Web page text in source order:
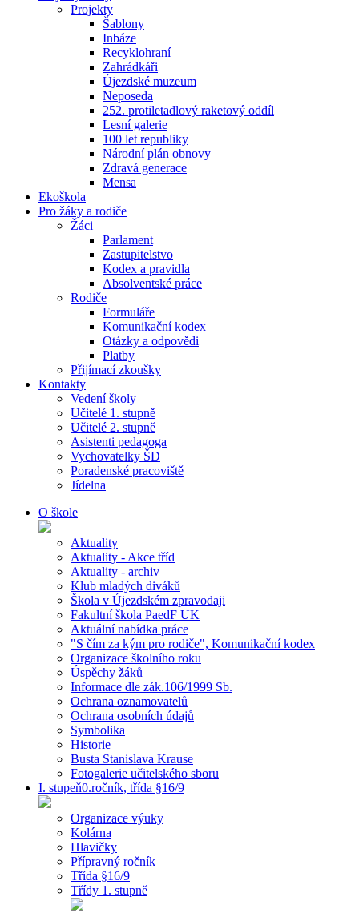
Projekty
Šablony
Inbáze
Recyklohraní
Zahrádkáři
Újezdské muzeum
Neposeda
252. protiletadlový raketový oddíl
Lesní galerie
100 let republiky
Národní plán obnovy
Zdravá generace
Mensa
Ekoškola
Pro žáky a rodiče
Žáci
Parlament
Zastupitelstvo
Kodex a pravidla
Absolventské práce
Rodiče
Formuláře
Komunikační kodex
Otázky a odpovědi
Platby
Přijímací zkoušky
Kontakty
Vedení školy
Učitelé 1. stupně
Učitelé 2. stupně
Asistenti pedagoga
Vychovatelky ŠD
Poradenské pracoviště
Jídelna
O škole
Aktuality
Aktuality - Akce tříd
Aktuality - archiv
Klub mladých diváků
Škola v Újezdském zpravodaji
Fakultní škola PaedF UK
Aktuální nabídka práce
"S čím za kým pro rodiče", Komunikační kodex
Organizace školního roku
Úspěchy žáků
Informace dle zák.106/1999 Sb.
Ochrana oznamovatelů
Ochrana osobních údajů
Symbolika
Historie
Busta Stanislava Krause
Fotogalerie učitelského sboru
I. stupeň0.ročník, třída §16/9
Organizace výuky
Kolárna
Hlavičky
Přípravný ročník
Třída §16/9
Třídy 1. stupně